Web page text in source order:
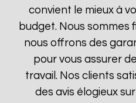
convient le mieux à
budget. Nous sommes
nous offrons des
pour vous assurer
travail. Nos clients
des avis élogieux